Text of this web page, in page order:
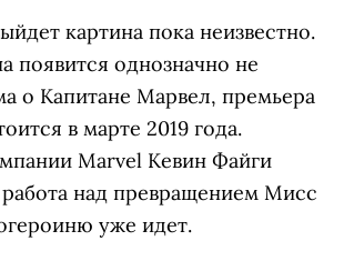
картина пока неизвестно.
появится однозначно не
о Капитане Марвел, премьера
в марте 2019 года.
Marvel Кевин Файги
над превращением Мисс
уже идет.